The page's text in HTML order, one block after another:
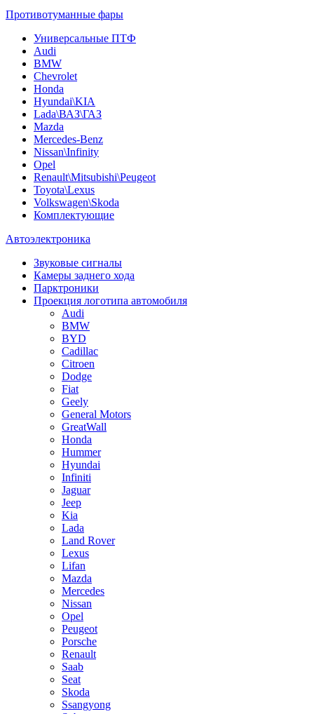
Противотуманные фары
Универсальные ПТФ
Audi
BMW
Chevrolet
Honda
Hyundai\KIA
Lada\ВАЗ\ГАЗ
Mazda
Mercedes-Benz
Nissan\Infinity
Opel
Renault\Mitsubishi\Peugeot
Toyota\Lexus
Volkswagen\Skoda
Комплектующие
Автоэлектроника
Звуковые сигналы
Камеры заднего хода
Парктроники
Проекция логотипа автомобиля
Audi
BMW
BYD
Cadillac
Citroen
Dodge
Fiat
Geely
General Motors
GreatWall
Honda
Hummer
Hyundai
Infiniti
Jaguar
Jeep
Kia
Lada
Land Rover
Lexus
Lifan
Mazda
Mercedes
Nissan
Opel
Peugeot
Porsche
Renault
Saab
Seat
Skoda
Ssangyong